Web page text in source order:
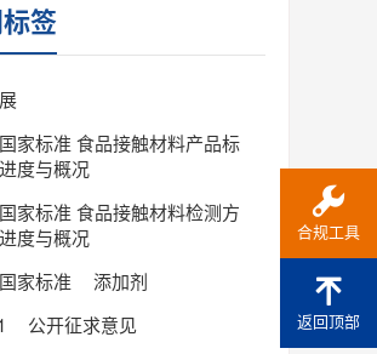
签
家标准 食品接触材料产品标
度与概况
家标准 食品接触材料检测方
度与概况
家标准
添加剂
公开征求意见
合规工具
返回顶部